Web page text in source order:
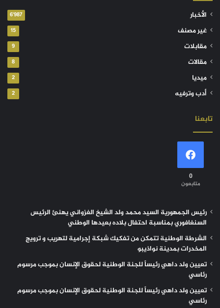
الأخبار 6٬987
غير مصنف 15
مقابلات 9
مقالات 8
ميديا 2
أدب وترفيه 2
تابعنا
0
متابعون
رئيس الجمهورية السيد محمد ولد الشيخ الغزواني يهنئ الرئيس
السنغافوري بمناسبة احتفال بلاده بعيدها الوطني
الشرطة الوطنية تتمكن من تفكيك شبكة إجرامية لتهريب و ترويج
المخدرات بمدينة نواذيبو
تعيين ولد داهي رئيساً للجنة الوطنية لحقوق الإنسان بموجب مرسوم
رئاسي
تعيين ولد داهي رئيساً للجنة الوطنية لحقوق الإنسان بموجب مرسوم
رئاسي